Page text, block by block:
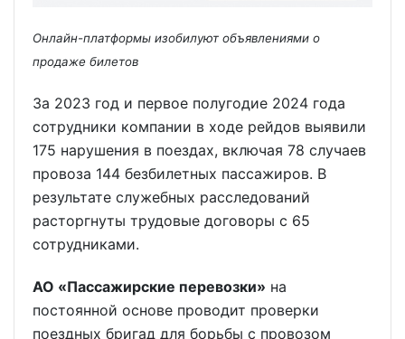
Онлайн-платформы изобилуют объявлениями о
продаже билетов
За 2023 год и первое полугодие 2024 года
сотрудники компании в ходе рейдов выявили
175 нарушения в поездах, включая 78 случаев
провоза 144 безбилетных пассажиров. В
результате служебных расследований
расторгнуты трудовые договоры с 65
сотрудниками.
АО «Пассажирские перевозки» на
постоянной основе проводит проверки
поездных бригад для борьбы с провозом